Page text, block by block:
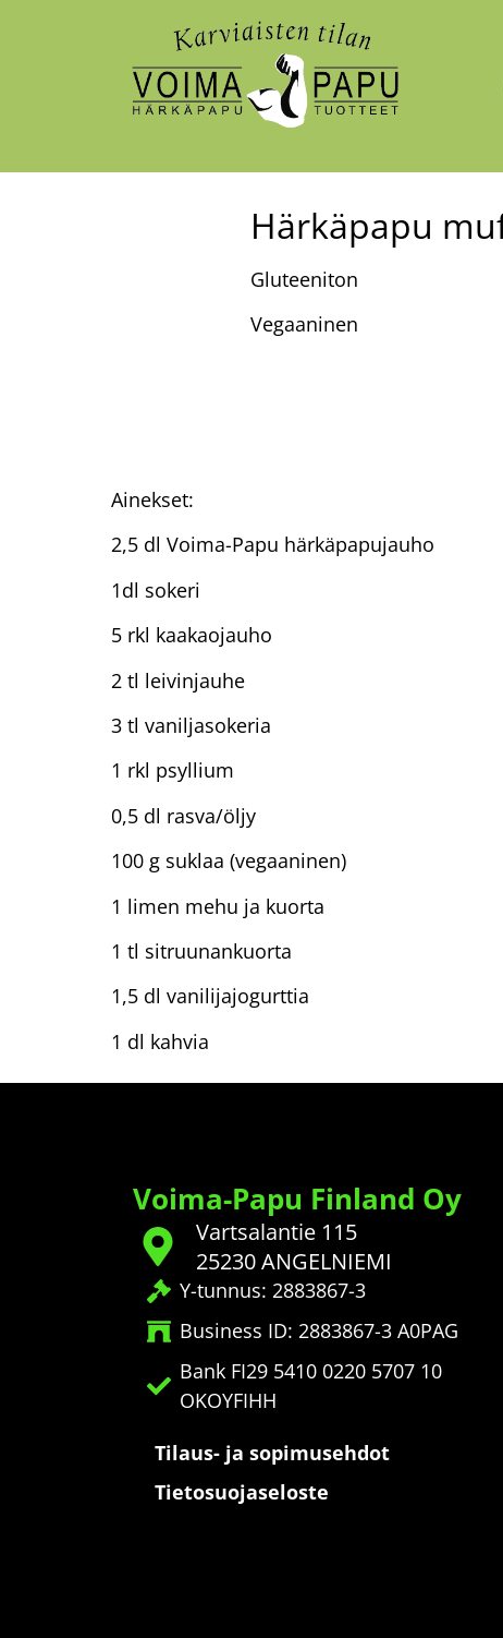
Härkäpapu
Gluteeniton
Vegaaninen
Ainekset:
2,5 dl Voima-Papu härkäpapujauho
1dl sokeri
5 rkl kaakaojauho
2 tl leivinjauhe
3 tl vaniljasokeria
1 rkl psyllium
0,5 dl rasva/öljy
100 g suklaa (vegaaninen)
1 limen mehu ja kuorta
1 tl sitruunankuorta
1,5 dl vanilijajogurttia
1 dl kahvia
Voima-Papu Finland Oy
Vartsalantie 115
25230 ANGELNIEMI
Y-tunnus: 2883867-3
Business ID: 2883867-3 A0PAG
Bank FI29 5410 0220 5707 10
OKOYFIHH
Tilaus- ja sopimusehdot
Tietosuojaseloste